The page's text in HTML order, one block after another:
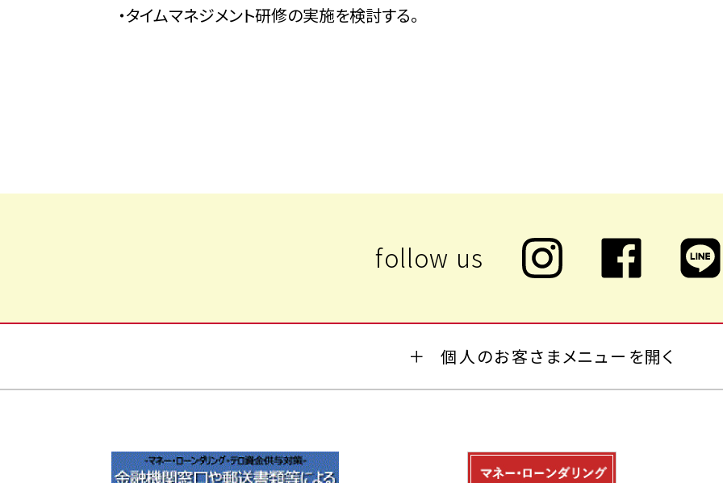
・タイムマネジメント研修の実施を検討する。
個人のお客さまメニューを開く